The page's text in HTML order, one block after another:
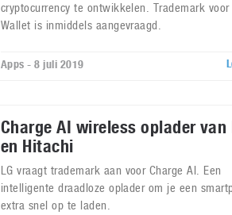
cryptocurrency te ontwikkelen. Trademark voor
Wallet is inmiddels aangevraagd.
Apps - 8 juli 2019
Charge AI wireless oplader van
en Hitachi
LG vraagt trademark aan voor Charge AI. Een
intelligente draadloze oplader om je een
extra snel op te laden.